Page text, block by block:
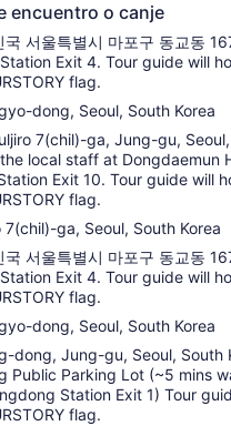
la estación de trenes para
de visitar la isla Nami y
【Tour Compartido sin
de pasar por Eobi Ice
de la zona. El
de las atracciones pueden
(Las fechas serán
ambos tours partirán más
el Garden of Morning Calm for
encuentro o canje
국 서울특별시 마포구 동교동
Exit 4. Tour guide will
flag.
dong, Seoul, South Korea
7(chil)-ga, Jung-gu, Seoul,
local staff at Dongdaemun
Exit 10. Tour guide will
flag.
7(chil)-ga, Seoul, South Korea
국 서울특별시 마포구 동교동
Exit 4. Tour guide will
flag.
dong, Seoul, South Korea
dong, Jung-gu, Seoul, South
Public Parking Lot (~5 mins
Station Exit 1) Tour
flag.